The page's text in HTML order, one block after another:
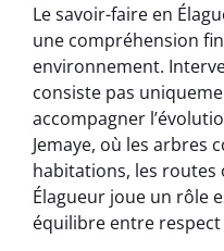
Le savoir-faire en
une compréhension
environnement.
consiste pas
accompagner
Jemaye, où les arbres
habitations, les routes
Élagueur joue un rôle
équilibre entre